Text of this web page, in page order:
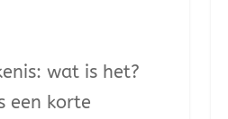
wat is het?
een korte